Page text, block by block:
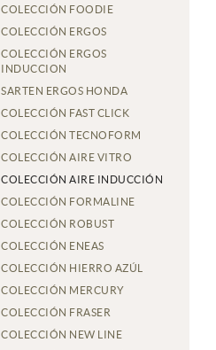
COLECCIÓN FOODIE
COLECCIÓN ERGOS
COLECCIÓN ERGOS
INDUCCION
SARTEN ERGOS HONDA
COLECCIÓN FAST CLICK
COLECCIÓN TECNOFORM
COLECCIÓN AIRE VITRO
COLECCIÓN AIRE INDUCCIÓN
COLECCIÓN FORMALINE
COLECCIÓN ROBUST
COLECCIÓN ENEAS
COLECCIÓN HIERRO AZÚL
COLECCIÓN MERCURY
COLECCIÓN FRASER
COLECCIÓN NEW LINE